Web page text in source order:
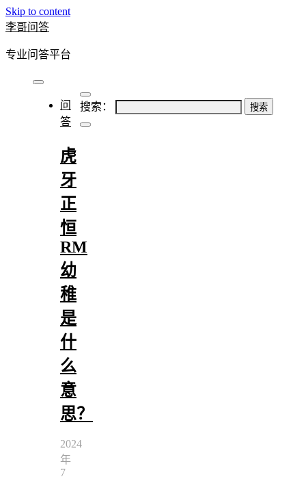
Skip to content
李哥问答
专业问答平台
搜索：
问
答
虎
牙
正
恒
RM
幼
稚
是
什
么
意
思？
2024
年
7